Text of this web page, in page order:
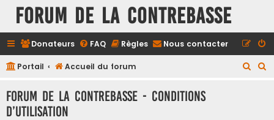
FORUM DE LA CONTREBASSE
Donateurs FAQ Règles Nous contacter
Portail Accueil du forum
FORUM DE LA CONTREBASSE - Conditions
d’utilisation